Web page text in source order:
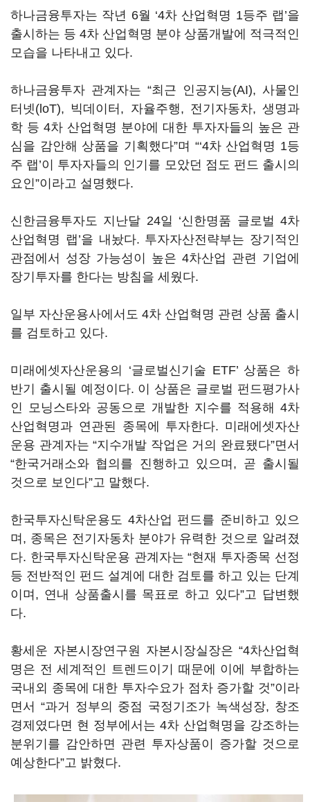
하나금융투자는 작년 6월 ‘4차 산업혁명 1등주 랩’을
출시하는 등 4차 산업혁명 분야 상품개발에 적극적인
모습을 나타내고 있다.
하나금융투자 관계자는 “최근 인공지능(AI), 사물인
터넷(loT), 빅데이터, 자율주행, 전기자동차, 생명과
학 등 4차 산업혁명 분야에 대한 투자자들의 높은 관
심을 감안해 상품을 기획했다”며 “‘4차 산업혁명 1등
주 랩’이 투자자들의 인기를 모았던 점도 펀드 출시의
요인”이라고 설명했다.
신한금융투자도 지난달 24일 ‘신한명품 글로벌 4차
산업혁명 랩’을 내놨다. 투자자산전략부는 장기적인
관점에서 성장 가능성이 높은 4차산업 관련 기업에
장기투자를 한다는 방침을 세웠다.
일부 자산운용사에서도 4차 산업혁명 관련 상품 출시
를 검토하고 있다.
미래에셋자산운용의 ‘글로벌신기술 ETF’ 상품은 하
반기 출시될 예정이다. 이 상품은 글로벌 펀드평가사
인 모닝스타와 공동으로 개발한 지수를 적용해 4차
산업혁명과 연관된 종목에 투자한다. 미래에셋자산
운용 관계자는 “지수개발 작업은 거의 완료됐다”면서
“한국거래소와 협의를 진행하고 있으며, 곧 출시될
것으로 보인다”고 말했다.
한국투자신탁운용도 4차산업 펀드를 준비하고 있으
며, 종목은 전기자동차 분야가 유력한 것으로 알려졌
다. 한국투자신탁운용 관계자는 “현재 투자종목 선정
등 전반적인 펀드 설계에 대한 검토를 하고 있는 단계
이며, 연내 상품출시를 목표로 하고 있다”고 답변했
다.
황세운 자본시장연구원 자본시장실장은 “4차산업혁
명은 전 세계적인 트렌드이기 때문에 이에 부합하는
국내외 종목에 대한 투자수요가 점차 증가할 것”이라
면서 “과거 정부의 중점 국정기조가 녹색성장, 창조
경제였다면 현 정부에서는 4차 산업혁명을 강조하는
분위기를 감안하면 관련 투자상품이 증가할 것으로
예상한다”고 밝혔다.